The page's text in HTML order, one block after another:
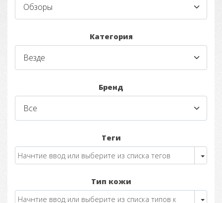
Категория
Бренд
Теги
Тип кожи